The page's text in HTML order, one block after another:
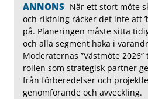
ANNONS När ett stort möte
och riktning räcker det inte att
på. Planeringen måste sitta
och alla segment haka i
Moderaternas ”Västmöte
rollen som strategisk partner
från förberedelser och
genomförande och avveckling.